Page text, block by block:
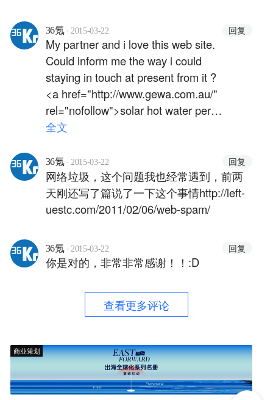
36氪 · 2015-03-22 回复
My partner and i love this web site.
Could inform me the way i could
staying in touch at present from it ?
<a href="http://www.gewa.com.au/"
rel="nofollow">solar hot water perth
wa</a>
全文
36氪 · 2015-03-22 回复
网络垃圾，这个问题我也经常遇到，前两
天刚还写了篇说了一下这个事情http://left-
uestc.com/2011/02/06/web-spam/
36氪 · 2015-03-22 回复
你是对的，非常非常感谢！！:D
查看更多评论
商业策划